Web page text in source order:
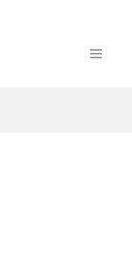
Menú